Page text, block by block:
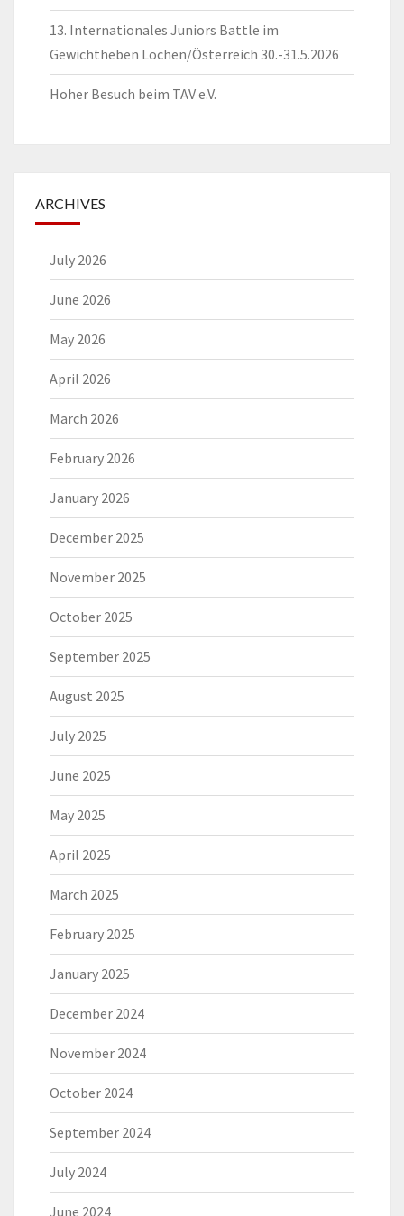
13. Internationales Juniors Battle im
Gewichtheben Lochen/Österreich 30.-31.5.2026
Hoher Besuch beim TAV e.V.
ARCHIVES
July 2026
June 2026
May 2026
April 2026
March 2026
February 2026
January 2026
December 2025
November 2025
October 2025
September 2025
August 2025
July 2025
June 2025
May 2025
April 2025
March 2025
February 2025
January 2025
December 2024
November 2024
October 2024
September 2024
July 2024
June 2024